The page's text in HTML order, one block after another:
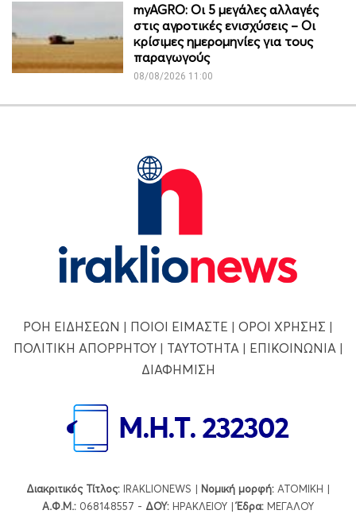
myAGRO: Οι 5 μεγάλες αλλαγές
στις αγροτικές ενισχύσεις – Οι
κρίσιμες ημερομηνίες για τους
παραγωγούς
08/08/2026 11:00
ΡΟΗ ΕΙΔΗΣΕΩΝ | ΠΟΙΟΙ ΕΙΜΑΣΤΕ | ΟΡΟΙ ΧΡΗΣΗΣ |
ΠΟΛΙΤΙΚΗ ΑΠΟΡΡΗΤΟΥ| ΤΑΥΤΟΤΗΤΑ | ΕΠΙΚΟΙΝΩΝΙΑ |
ΔΙΑΦΗΜΙΣΗ
Διακριτικός Τίτλος: IRAKLIONEWS | Νομική μορφή: ΑΤΟΜΙΚΗ |
Α.Φ.Μ.: 068148557 - ΔΟΥ: ΗΡΑΚΛΕΙΟΥ |Έδρα: ΜΕΓΑΛΟΥ